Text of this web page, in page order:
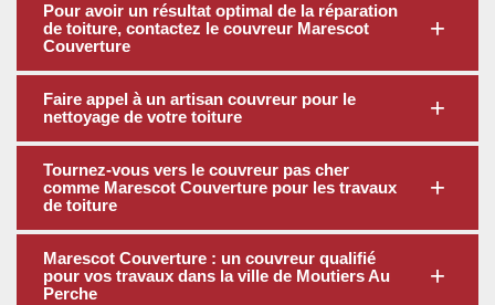
Pour avoir un résultat optimal de la réparation
de toiture, contactez le couvreur Marescot
Couverture
Faire appel à un artisan couvreur pour le
nettoyage de votre toiture
Tournez-vous vers le couvreur pas cher
comme Marescot Couverture pour les travaux
de toiture
Marescot Couverture : un couvreur qualifié
pour vos travaux dans la ville de Moutiers Au
Perche